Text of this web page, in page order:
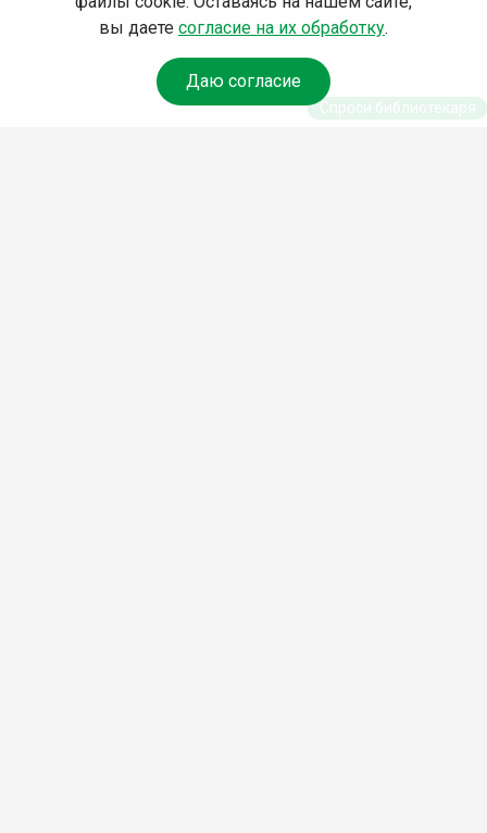
вы даете согласие на их обработку.
Даю согласие
Спроси библиотекаря